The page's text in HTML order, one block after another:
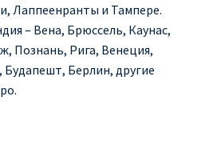
Лаппеенранты и Тампере.
– Вена, Брюссель, Каунас,
Познань, Рига, Венеция,
Берлин, другие